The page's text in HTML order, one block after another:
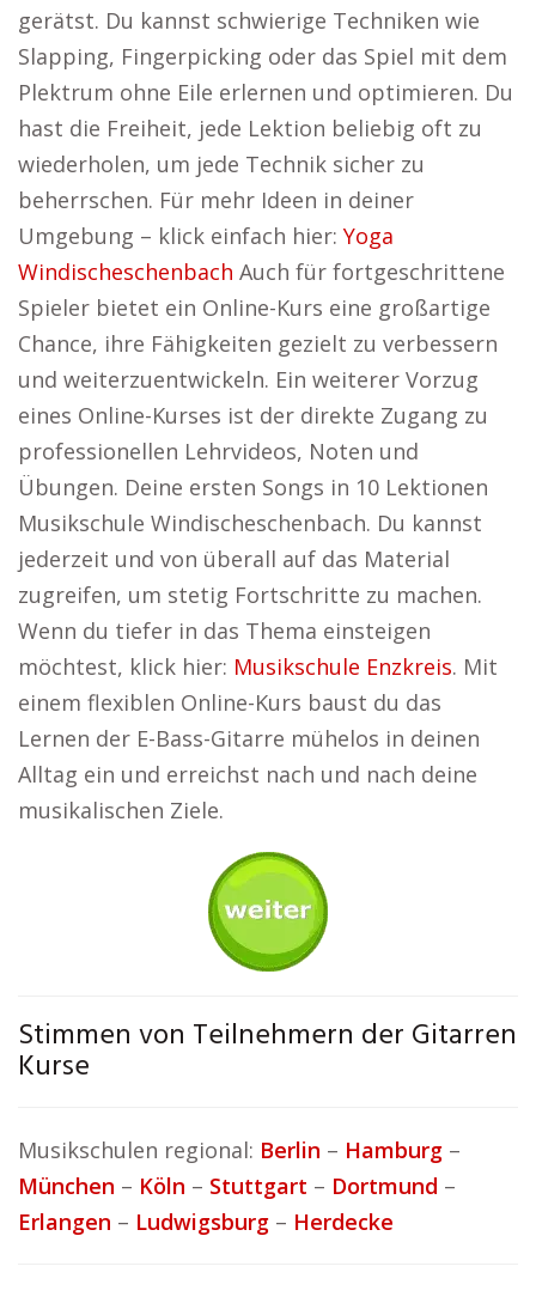
gerätst. Du kannst schwierige Techniken wie
Slapping, Fingerpicking oder das Spiel mit dem
Plektrum ohne Eile erlernen und optimieren. Du
hast die Freiheit, jede Lektion beliebig oft zu
wiederholen, um jede Technik sicher zu
beherrschen. Für mehr Ideen in deiner
Umgebung – klick einfach hier: Yoga
Windischeschenbach Auch für fortgeschrittene
Spieler bietet ein Online-Kurs eine großartige
Chance, ihre Fähigkeiten gezielt zu verbessern
und weiterzuentwickeln. Ein weiterer Vorzug
eines Online-Kurses ist der direkte Zugang zu
professionellen Lehrvideos, Noten und
Übungen. Deine ersten Songs in 10 Lektionen
Musikschule Windischeschenbach. Du kannst
jederzeit und von überall auf das Material
zugreifen, um stetig Fortschritte zu machen.
Wenn du tiefer in das Thema einsteigen
möchtest, klick hier: Musikschule Enzkreis. Mit
einem flexiblen Online-Kurs baust du das
Lernen der E-Bass-Gitarre mühelos in deinen
Alltag ein und erreichst nach und nach deine
musikalischen Ziele.
Stimmen von Teilnehmern der Gitarren
Kurse
Musikschulen regional: Berlin – Hamburg –
München – Köln – Stuttgart – Dortmund –
Erlangen – Ludwigsburg – Herdecke